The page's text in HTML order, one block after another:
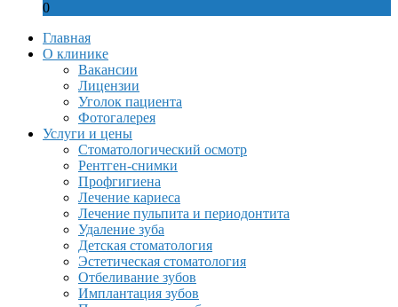
0
Главная
О клинике
Вакансии
Лицензии
Уголок пациента
Фотогалерея
Услуги и цены
Стоматологический осмотр
Рентген-снимки
Профгигиена
Лечение кариеса
Лечение пульпита и периодонтита
Удаление зуба
Детская стоматология
Эстетическая стоматология
Отбеливание зубов
Имплантация зубов